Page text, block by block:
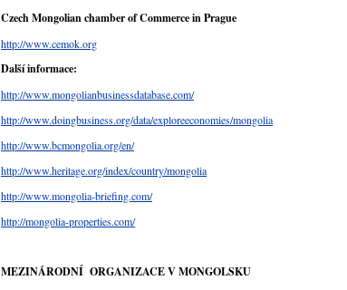
Czech Mongolian chamber of Commerce in Prague
http://www.cemok.org
Další informace:
http://www.mongolianbusinessdatabase.com/
http://www.doingbusiness.org/data/exploreeconomies/mongolia
http://www.bcmongolia.org/en/
http://www.heritage.org/index/country/mongolia
http://www.mongolia-briefing.com/
http://mongolia-properties.com/
MEZINÁRODNÍ ORGANIZACE V MONGOLSKU